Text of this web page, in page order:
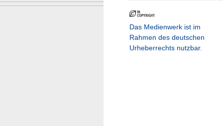
Das Medienwerk ist im
Rahmen des deutschen
Urheberrechts nutzbar.